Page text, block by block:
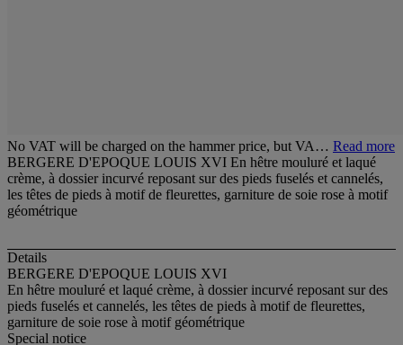
No VAT will be charged on the hammer price, but VA… Read more
BERGERE D'EPOQUE LOUIS XVI En hêtre mouluré et laqué
crème, à dossier incurvé reposant sur des pieds fuselés et cannelés,
les têtes de pieds à motif de fleurettes, garniture de soie rose à motif
géométrique
Details
BERGERE D'EPOQUE LOUIS XVI
En hêtre mouluré et laqué crème, à dossier incurvé reposant sur des
pieds fuselés et cannelés, les têtes de pieds à motif de fleurettes,
garniture de soie rose à motif géométrique
Special notice